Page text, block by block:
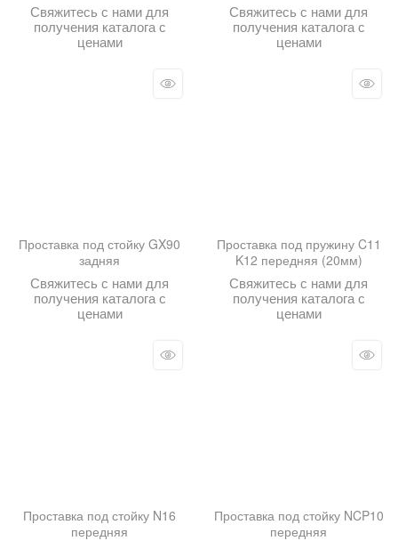
Свяжитесь с нами для
получения каталога с
ценами
Свяжитесь с нами для
получения каталога с
ценами
Проставка под стойку GX90
задняя
Свяжитесь с нами для
получения каталога с
ценами
Проставка под пружину C11
K12 передняя (20мм)
Свяжитесь с нами для
получения каталога с
ценами
Проставка под стойку N16
передняя
Проставка под стойку NCP10
передняя